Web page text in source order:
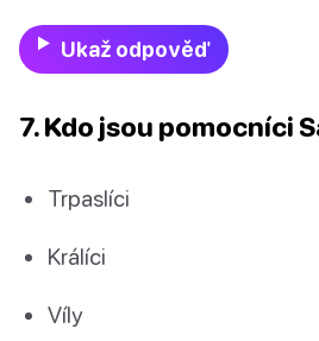
Ukaž odpověď
7. Kdo jsou pomocníci
Trpaslíci
Králíci
Víly